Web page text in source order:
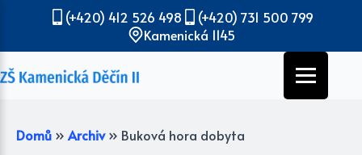
(+420) 412 526 498
(+420) 731 500 799
Kamenická 1145
Domů » Archiv » Buková hora dobyta